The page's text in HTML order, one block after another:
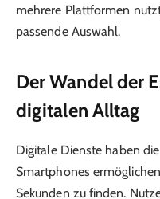
mehrere Plattformen
passende Auswahl.
Der Wandel der
digitalen Alltag
Digitale Dienste haben
Smartphones
Sekunden zu finden.